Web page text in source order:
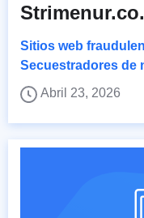
Sitios web
Secuestradores de
Abril 23, 2026